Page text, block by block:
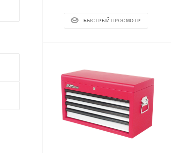
БЫСТРЫЙ ПРОСМОТР